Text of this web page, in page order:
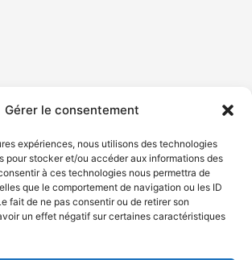
Gérer le consentement
expériences, nous utilisons des technologies
pour stocker et/ou accéder aux informations des
à ces technologies nous permettra de
que le comportement de navigation ou les ID
fait de ne pas consentir ou de retirer son
un effet négatif sur certaines caractéristiques